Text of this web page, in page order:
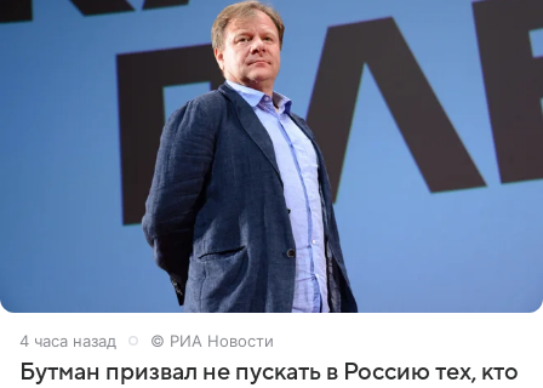
4 часа назад © РИА Новости
Бутман призвал не пускать в Россию тех, кто